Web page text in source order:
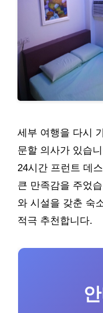
세부 여행을 다시
문할 의사가 있습
24시간 프런트 데
큰 만족감을 주었
와 시설을 갖춘 숙
적극 추천합니다.